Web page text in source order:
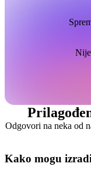
Odgovori na neka od
Kako mogu